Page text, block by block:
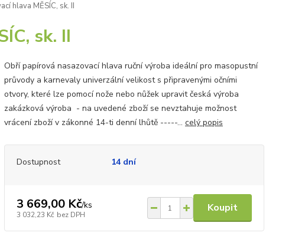
hlava MĚSÍC, sk. II
sk. II
Obří papírová nasazovací hlava ruční výroba ideální pro masopustní
průvody a karnevaly univerzální velikost s připravenými očními
otvory, které lze pomocí nože nebo nůžek upravit česká výroba
zakázková výroba - na uvedené zboží se nevztahuje možnost
vrácení zboží v zákonné 14-ti denní lhůtě -----... celý popis
Dostupnost 14 dní
3 669,00 Kč/ks
3 032,23 Kč bez DPH
Koupit